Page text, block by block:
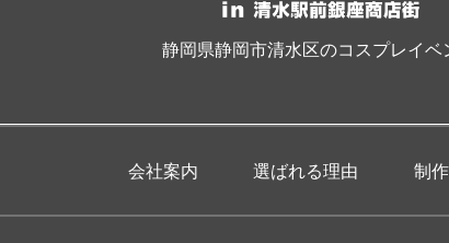
静岡県静岡市清水区のコスプレイベ
会社案内 選ばれる理由 制